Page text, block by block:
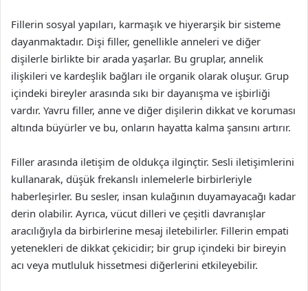
Fillerin sosyal yapıları, karmaşık ve hiyerarşik bir sisteme
dayanmaktadır. Dişi filler, genellikle anneleri ve diğer
dişilerle birlikte bir arada yaşarlar. Bu gruplar, annelik
ilişkileri ve kardeşlik bağları ile organik olarak oluşur. Grup
içindeki bireyler arasında sıkı bir dayanışma ve işbirliği
vardır. Yavru filler, anne ve diğer dişilerin dikkat ve koruması
altında büyürler ve bu, onların hayatta kalma şansını artırır.
Filler arasında iletişim de oldukça ilginçtir. Sesli iletişimlerini
kullanarak, düşük frekanslı inlemelerle birbirleriyle
haberleşirler. Bu sesler, insan kulağının duyamayacağı kadar
derin olabilir. Ayrıca, vücut dilleri ve çeşitli davranışlar
aracılığıyla da birbirlerine mesaj iletebilirler. Fillerin empati
yetenekleri de dikkat çekicidir; bir grup içindeki bir bireyin
acı veya mutluluk hissetmesi diğerlerini etkileyebilir.